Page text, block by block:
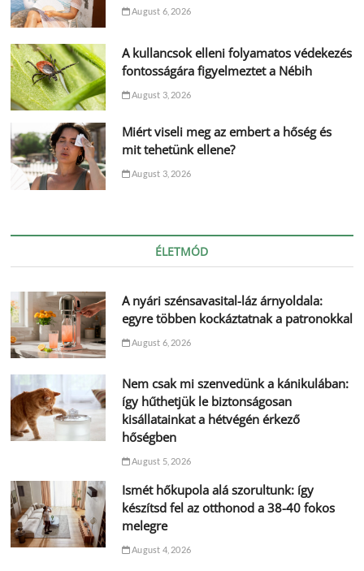
August 6, 2026
A kullancsok elleni folyamatos védekezés
fontosságára figyelmeztet a Nébih
August 3, 2026
Miért viseli meg az embert a hőség és
mit tehetünk ellene?
August 3, 2026
ÉLETMÓD
A nyári szénsavasital-láz árnyoldala:
egyre többen kockáztatnak a patronokkal
August 6, 2026
Nem csak mi szenvedünk a kánikulában:
így hűthetjük le biztonságosan
kisállatainkat a hétvégén érkező
hőségben
August 5, 2026
Ismét hőkupola alá szorultunk: így
készítsd fel az otthonod a 38-40 fokos
melegre
August 4, 2026